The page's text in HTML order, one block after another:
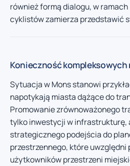
również formą dialogu, w
cyklistów zamierza przedstawić
Konieczność kompleksowych
Sytuacja w Mons stanowi
napotykają miasta dążące do
Promowanie zrównoważonego
tylko inwestycji w infrastrukturę,
strategicznego podejścia do
przestrzennego, które
użytkowników przestrzeni